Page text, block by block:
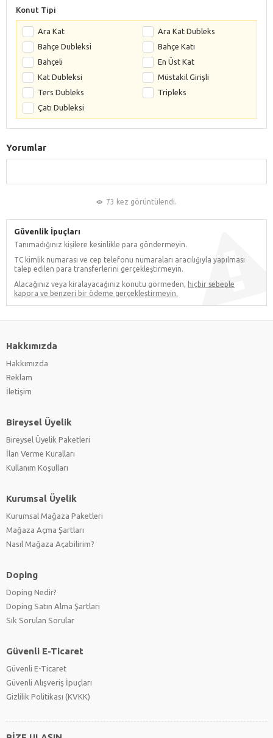
Konut Tipi
Ara Kat
Ara Kat Dubleks
Bahçe Dubleksi
Bahçe Katı
Bahçeli
En Üst Kat
Kat Dubleksi
Müstakil Girişli
Ters Dubleks
Tripleks
Çatı Dubleksi
Yorumlar
73 kez görüntülendi.
Güvenlik İpuçları
Tanımadığınız kişilere kesinlikle para göndermeyin.
TC kimlik numarası ve cep telefonu numaraları aracılığıyla yapılması
talep edilen para transferlerini gerçekleştirmeyin.
Alacağınız veya kiralayacağınız konutu görmeden, hiçbir sebeple
kapora ve benzeri bir ödeme gerçekleştirmeyin.
Hakkımızda
Hakkımızda
Reklam
İletişim
Bireysel Üyelik
Bireysel Üyelik Paketleri
İlan Verme Kuralları
Kullanım Koşulları
Kurumsal Üyelik
Kurumsal Mağaza Paketleri
Mağaza Açma Şartları
Nasıl Mağaza Açabilirim?
Doping
Doping Nedir?
Doping Satın Alma Şartları
Sık Sorulan Sorular
Güvenli E-Ticaret
Güvenli E-Ticaret
Güvenli Alışveriş İpuçları
Gizlilik Politikası (KVKK)